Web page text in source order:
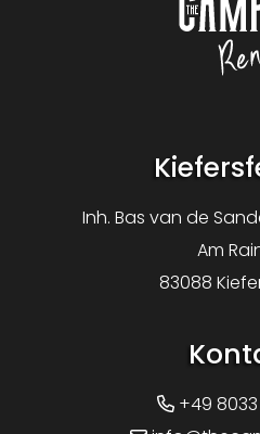
Inh. Bas van de
Am
83088
+49 8033